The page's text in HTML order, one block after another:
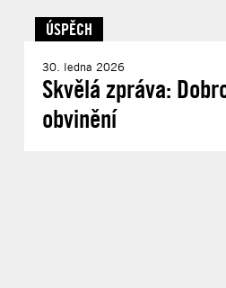
ÚSPĚCH
30. ledna 2026
Skvělá zpráva:
obvinění